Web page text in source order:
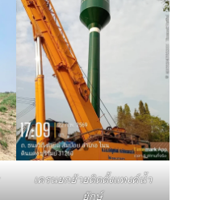
เครนยกย้ายติดตั้งแทงค์น้ำ
ยักษ์